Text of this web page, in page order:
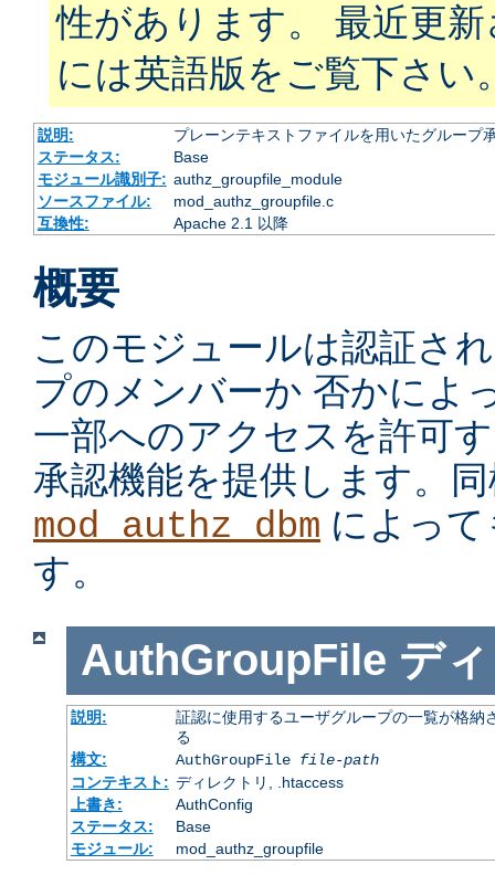
性があります。 最近更
には英語版をご覧下さい
説明:
プレーンテキストファイルを用いたグループ
ステータス:
Base
モジュール識別子: authz_groupfile_module
ソースファイル:
mod_authz_groupfile.c
互換性:
Apache 2.1 以降
概要
このモジュールは認証さ
プのメンバーか 否かによ
一部へのアクセスを許可
承認機能を提供します。
mod_authz_dbm によっ
す。
AuthGroupFile デ
説明:
証認に使用するユーザグループの一覧が格
る
構文:
AuthGroupFile file-path
コンテキスト: ディレクトリ, .htaccess
上書き:
AuthConfig
ステータス:
Base
モジュール:
mod_authz_groupfile